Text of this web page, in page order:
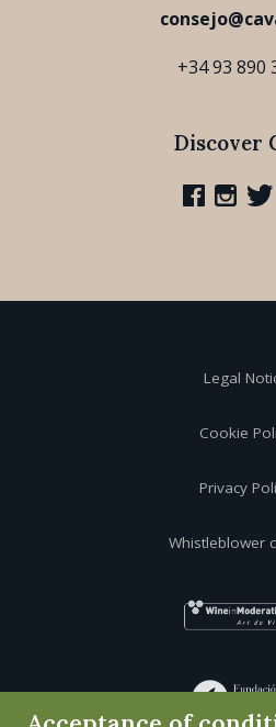
+34 93 890
Discover
Legal
Cookie
Privacy
Whistleblower